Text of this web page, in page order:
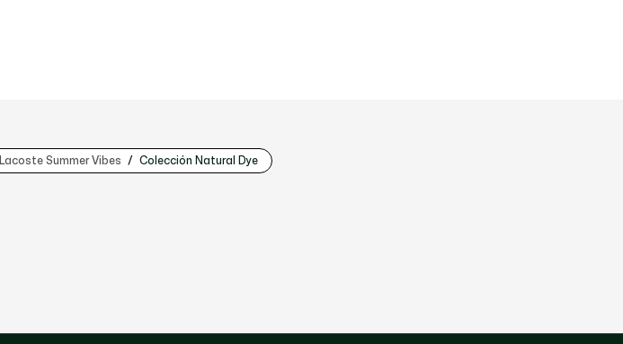
Lacoste Summer Vibes Colección Natural Dye